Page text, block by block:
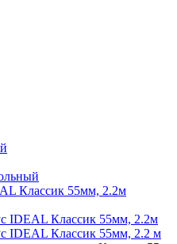
Классик 55мм, 2.2м
IDEAL Классик 55мм, 2.2м
IDEAL Классик 55мм, 2.2 м